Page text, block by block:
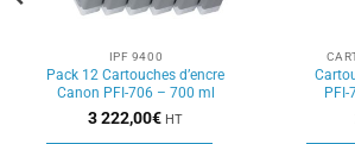
IPF 9400
Pack 12 Cartouches d’encre
Canon PFI-706 – 700 ml
3 222,00€ HT
PFI-